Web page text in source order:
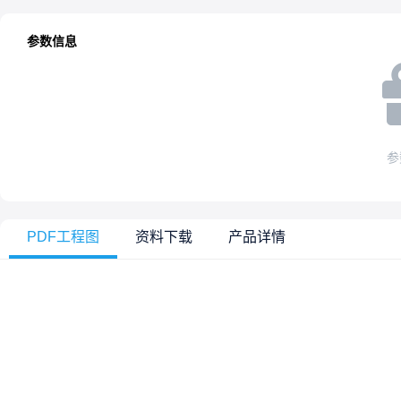
参数信息
PDF工程图 资料下载 产品详情